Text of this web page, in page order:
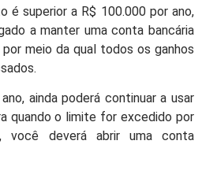
é superior a R$ 100.000 por ano,
a manter uma conta bancária
meio da qual todos os ganhos
ainda poderá continuar a usar
quando o limite for excedido por
você deverá abrir uma conta